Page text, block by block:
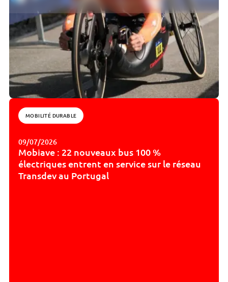
MOBILITÉ DURABLE
09/07/2026
Mobiave : 22 nouveaux bus 100 %
électriques entrent en service sur le réseau
Transdev au Portugal